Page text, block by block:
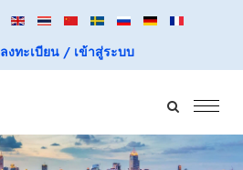
งทะเบียน / เข้าสู่ระบบ